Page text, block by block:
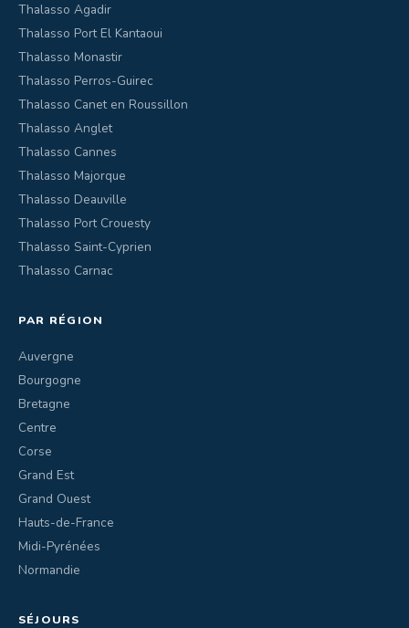
Thalasso Agadir
Thalasso Port El Kantaoui
Thalasso Monastir
Thalasso Perros-Guirec
Thalasso Canet en Roussillon
Thalasso Anglet
Thalasso Cannes
Thalasso Majorque
Thalasso Deauville
Thalasso Port Crouesty
Thalasso Saint-Cyprien
Thalasso Carnac
PAR RÉGION
Auvergne
Bourgogne
Bretagne
Centre
Corse
Grand Est
Grand Ouest
Hauts-de-France
Midi-Pyrénées
Normandie
SÉJOURS